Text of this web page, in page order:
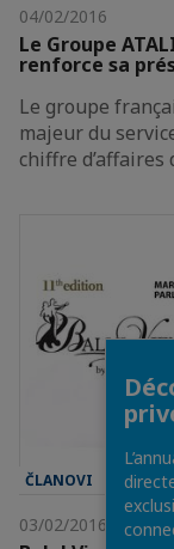
04/02/2016
Le Groupe
renforce sa
Le groupe
majeur du
chiffre d’affaires
ČLANOVI
03/02/2016